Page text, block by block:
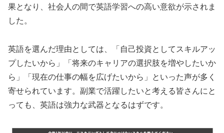
果となり、社会人の間で英語学習への高い意欲が示されま
した。
英語を選んだ理由としては、「自己投資としてスキルアッ
プしたいから」「将来のキャリアの選択肢を増やしたいか
ら」「現在の仕事の幅を広げたいから」といった声が多く
寄せられています。副業で活躍したいと考える皆さんにと
っても、英語は強力な武器となるはずです。